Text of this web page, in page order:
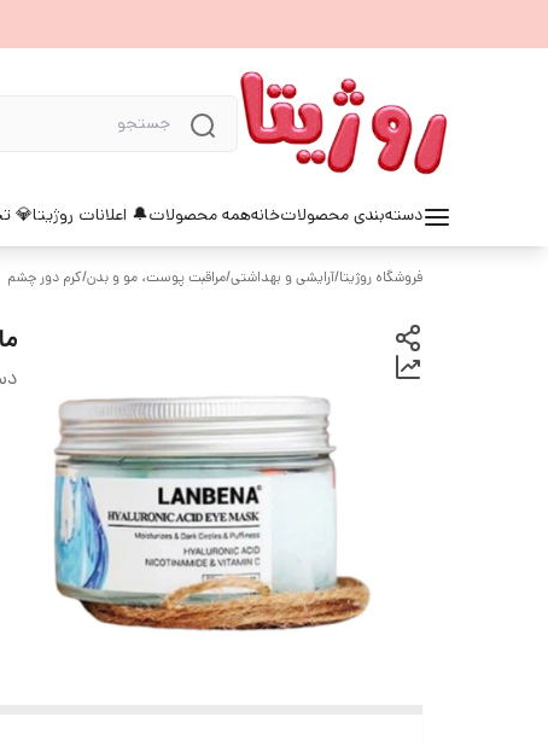
دسته‌بندی محصولاتخانههمه محصولات🔔 اعلانات روژیتا💎
فروشگاه روژیتا/آرایشی و بهداشتی/مراقبت پوست، مو و بدن/کرم دور چشم